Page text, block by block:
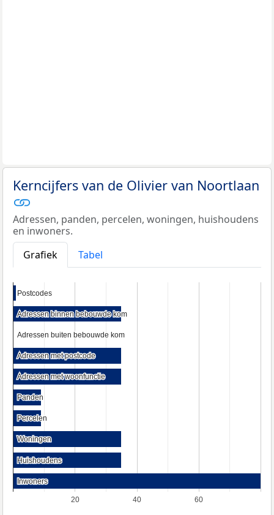
Kerncijfers van de Olivier van Noortlaan
Adressen, panden, percelen, woningen, huishoudens
en inwoners.
Grafiek
Tabel
20 40 60
Postcodes
Postcodes
Adressen binnen bebouwde kom
Adressen binnen bebouwde kom
Adressen buiten bebouwde kom
Adressen buiten bebouwde kom
Adressen met postcode
Adressen met postcode
Adressen met woonfunctie
Adressen met woonfunctie
Panden
Panden
Percelen
Percelen
Woningen
Woningen
Huishoudens
Huishoudens
Inwoners
Inwoners